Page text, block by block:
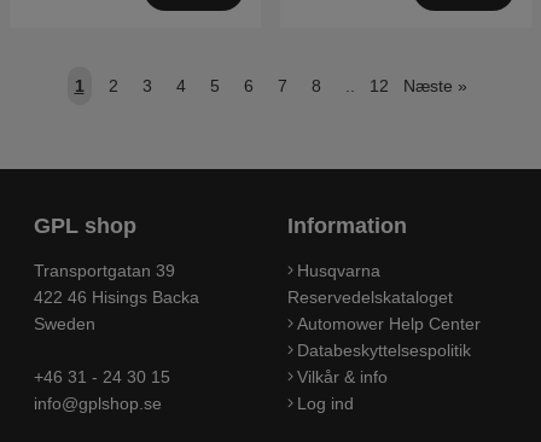
1 2 3 4 5 6 7 8 12 Næste »
GPL shop
Transportgatan 39
422 46 Hisings Backa
Sweden
+46 31 - 24 30 15
info@gplshop.se
Information
Husqvarna
Reservedelskataloget
Automower Help Center
Databeskyttelsespolitik
Vilkår & info
Log ind